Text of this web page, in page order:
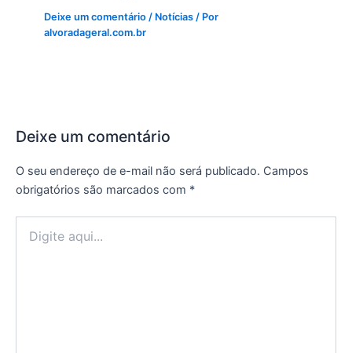
Deixe um comentário / Notícias / Por
alvoradageral.com.br
Deixe um comentário
O seu endereço de e-mail não será publicado. Campos
obrigatórios são marcados com *
aqui...